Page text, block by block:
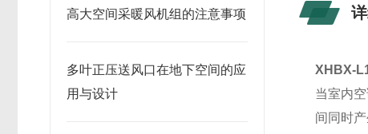
高大空间采暖风机组的注意事项
多叶正压送风口在地下空间的应
用与设计
XHBX-
当室内
间同时